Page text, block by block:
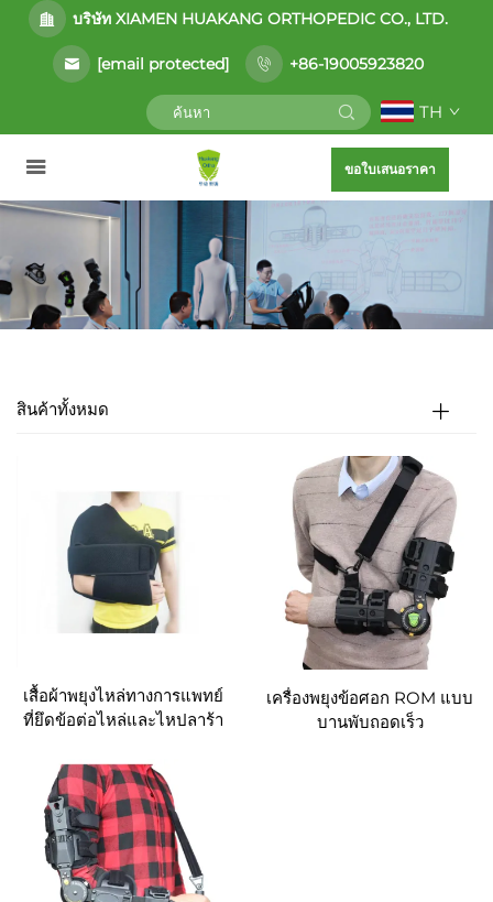
บริษัท XIAMEN HUAKANG ORTHOPEDIC CO., LTD.
[email protected] +86-19005923820
TH
ขอใบเสนอราคา
สินค้าทั้งหมด
เสื้อผ้าพยุงไหล่ทางการแพทย์
ที่ยึดข้อต่อไหล่และไหปลาร้า
เครื่องพยุงข้อศอก ROM แบบ
บานพับถอดเร็ว